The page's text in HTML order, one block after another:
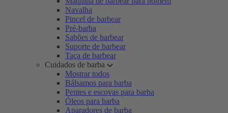
Navalha
Pincel de barbear
Pré-barba
Sabões de barbear
Suporte de barbear
Taça de barbear
Cuidados de barba
Mostrar todos
Bálsamos para barba
Pentes e escovas para barba
Óleos para barba
Aparadores de barba